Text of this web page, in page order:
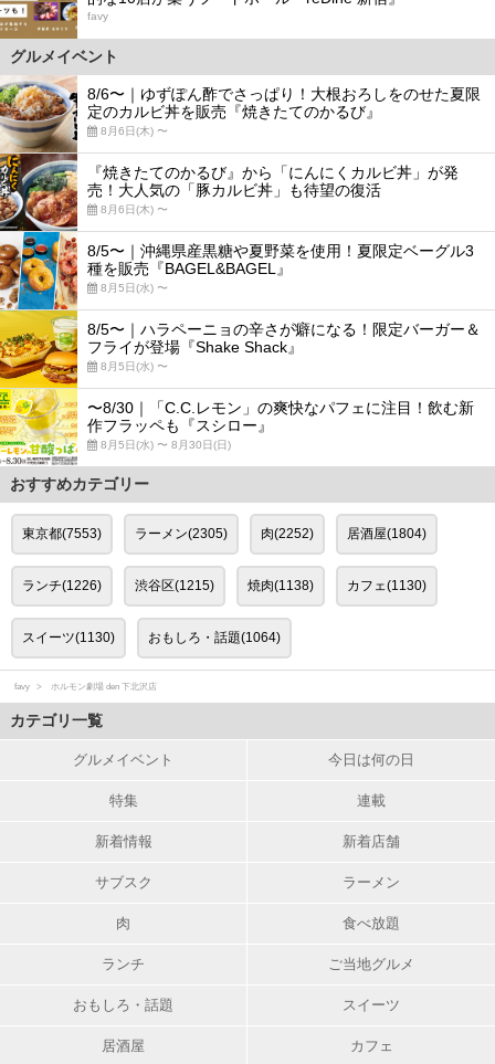
favy
グルメイベント
8/6〜｜ゆずぽん酢でさっぱり！大根おろしをのせた夏限
定のカルビ丼を販売『焼きたてのかるび』
8月6日(木) 〜
『焼きたてのかるび』から「にんにくカルビ丼」が発
売！大人気の「豚カルビ丼」も待望の復活
8月6日(木) 〜
8/5〜｜沖縄県産黒糖や夏野菜を使用！夏限定ベーグル3
種を販売『BAGEL&BAGEL』
8月5日(水) 〜
8/5〜｜ハラペーニョの辛さが癖になる！限定バーガー＆
フライが登場『Shake Shack』
8月5日(水) 〜
〜8/30｜「C.C.レモン」の爽快なパフェに注目！飲む新
作フラッペも『スシロー』
8月5日(水) 〜 8月30日(日)
おすすめカテゴリー
東京都(7553) ラーメン(2305) 肉(2252) 居酒屋(1804)
ランチ(1226) 渋谷区(1215) 焼肉(1138) カフェ(1130)
スイーツ(1130) おもしろ・話題(1064)
favy ホルモン劇場 den 下北沢店
カテゴリ一覧
グルメイベント 今日は何の日
特集 連載
新着情報 新着店舗
サブスク ラーメン
肉 食べ放題
ランチ ご当地グルメ
おもしろ・話題 スイーツ
居酒屋 カフェ